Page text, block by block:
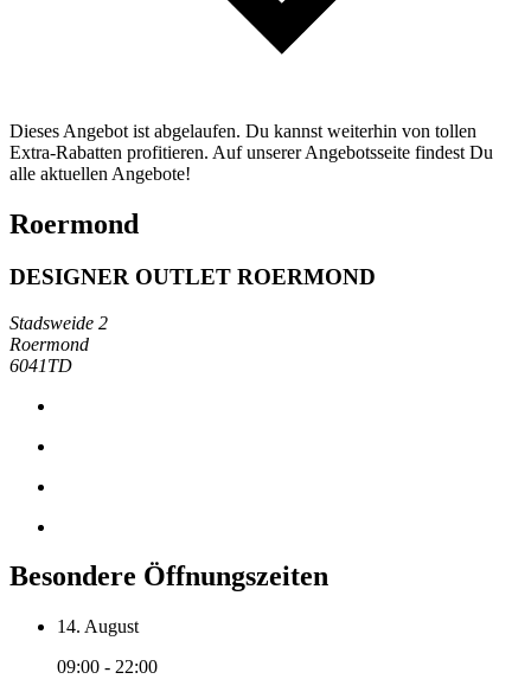
Dieses Angebot ist abgelaufen. Du kannst weiterhin von tollen
Extra-Rabatten profitieren. Auf unserer Angebotsseite findest Du
alle aktuellen Angebote!
Roermond
DESIGNER OUTLET ROERMOND
Stadsweide 2
Roermond
6041TD
Besondere Öffnungszeiten
14. August
09:00 - 22:00